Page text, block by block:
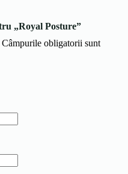
„Royal Posture”
Câmpurile obligatorii sunt